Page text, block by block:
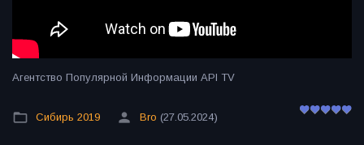
Агентство Популярной Информации API TV
Сибирь 2019 Bro (27.05.2024)